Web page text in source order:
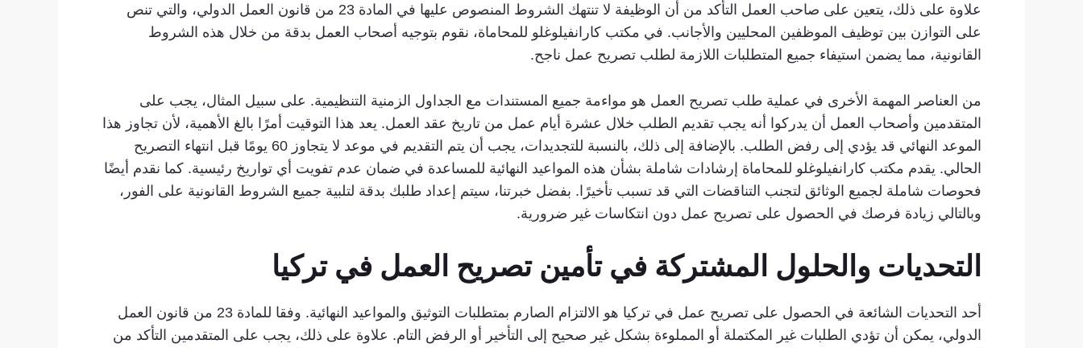
علاوة على ذلك، يتعين على صاحب العمل التأكد من أن الوظيفة لا تنتهك الشروط المنصوص عليها في المادة 23 من قانون العمل الدولي، والتي تنص
على التوازن بين توظيف الموظفين المحليين والأجانب. في مكتب كارانفيلوغلو للمحاماة، نقوم بتوجيه أصحاب العمل بدقة من خلال هذه الشروط
القانونية، مما يضمن استيفاء جميع المتطلبات اللازمة لطلب تصريح عمل ناجح.
من العناصر المهمة الأخرى في عملية طلب تصريح العمل هو مواءمة جميع المستندات مع الجداول الزمنية التنظيمية. على سبيل المثال، يجب على
المتقدمين وأصحاب العمل أن يدركوا أنه يجب تقديم الطلب خلال عشرة أيام عمل من تاريخ عقد العمل. يعد هذا التوقيت أمرًا بالغ الأهمية، لأن تجاوز هذا
الموعد النهائي قد يؤدي إلى رفض الطلب. بالإضافة إلى ذلك، بالنسبة للتجديدات، يجب أن يتم التقديم في موعد لا يتجاوز 60 يومًا قبل انتهاء التصريح
الحالي. يقدم مكتب كارانفيلوغلو للمحاماة إرشادات شاملة بشأن هذه المواعيد النهائية للمساعدة في ضمان عدم تفويت أي تواريخ رئيسية. كما نقدم أيضًا
فحوصات شاملة لجميع الوثائق لتجنب التناقضات التي قد تسبب تأخيرًا. بفضل خبرتنا، سيتم إعداد طلبك بدقة لتلبية جميع الشروط القانونية على الفور،
وبالتالي زيادة فرصك في الحصول على تصريح عمل دون انتكاسات غير ضرورية.
التحديات والحلول المشتركة في تأمين تصريح العمل في تركيا
أحد التحديات الشائعة في الحصول على تصريح عمل في تركيا هو الالتزام الصارم بمتطلبات التوثيق والمواعيد النهائية. وفقا للمادة 23 من قانون العمل
الدولي، يمكن أن تؤدي الطلبات غير المكتملة أو المملوءة بشكل غير صحيح إلى التأخير أو الرفض التام. علاوة على ذلك، يجب على المتقدمين التأكد من